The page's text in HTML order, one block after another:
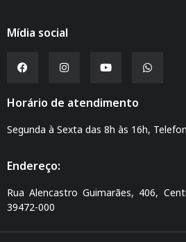
Mídia social
Horário de atendimento
Segunda à Sexta das 8h às 16h,
Endereço:
Rua Alencastro Guimarães, 406,
39472-000